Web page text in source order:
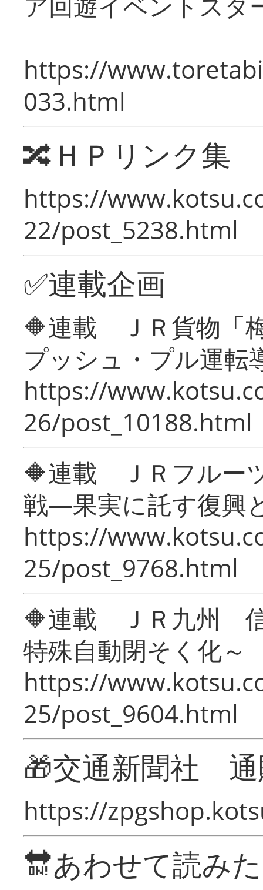
https://
033.html
🔀ＨＰリンク集
https://
22/post_5238.html
✅連載企画
🔶連載 ＪＲ貨物「
プッシュ・プル運転
https://
26/post_10188.html
🔶連載 ＪＲフルー
戦―果実に託す復興
https://
25/post_9768.html
🔶連載 ＪＲ九州 信
特殊自動閉そく化～
https://
25/post_9604.html
🎁交通新聞社
https://
🔛あわせて読み